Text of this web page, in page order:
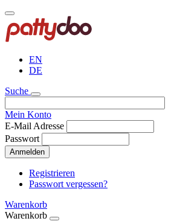
Direkt
zum
Inhalt
EN
DE
Suche
Mein Konto
E-Mail Adresse
Passwort
Anmelden
Registrieren
Passwort vergessen?
Warenkorb
Warenkorb